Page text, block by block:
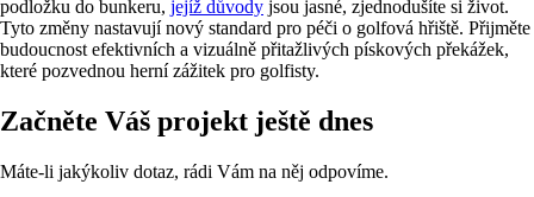
podložku do bunkeru, jejíž důvody jsou jasné, zjednodušíte si život.
Tyto změny nastavují nový standard pro péči o golfová hřiště. Přijměte
budoucnost efektivních a vizuálně přitažlivých pískových překážek,
které pozvednou herní zážitek pro golfisty.
Začněte Váš projekt ještě dnes
Máte-li jakýkoliv dotaz, rádi Vám na něj odpovíme.